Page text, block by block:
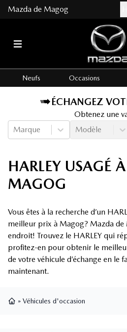
Mazda de Magog
Neufs Occasions
ÉCHANGEZ
Obtenez une
Marque
Modèle
HARLEY USAGÉ
MAGOG
Vous êtes à la recherche d’un
meilleur prix à Magog? Mazda de
endroit! Trouvez le HARLEY qui
profitez-en pour obtenir le
de votre véhicule d’échange en le
maintenant.
» Véhicules d'occasion